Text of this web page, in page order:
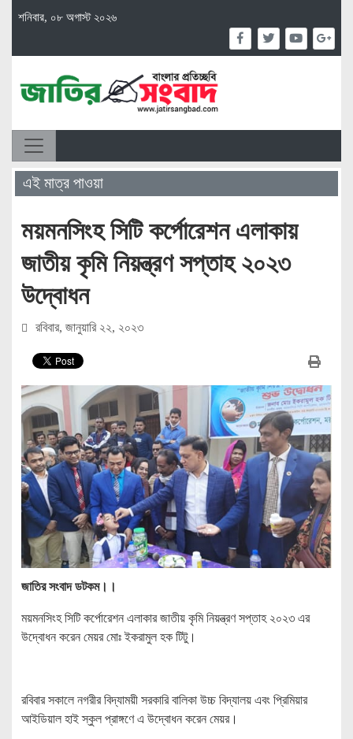
শনিবার, ০৮ অগাস্ট ২০২৬
এই মাত্র পাওয়া
ময়মনসিংহ সিটি কর্পোরেশন এলাকায়
জাতীয় কৃমি নিয়ন্ত্রণ সপ্তাহ ২০২৩
উদ্বোধন
রবিবার, জানুয়ারি ২২, ২০২৩
জাতির সংবাদ ডটকম।।
ময়মনসিংহ সিটি কর্পোরেশন এলাকার জাতীয় কৃমি নিয়ন্ত্রণ সপ্তাহ ২০২৩ এর
উদ্বোধন করেন মেয়র মোঃ ইকরামুল হক টিটু।
রবিবার সকালে নগরীর বিদ্যাময়ী সরকারি বালিকা উচ্চ বিদ্যালয় এবং প্রিমিয়ার
আইডিয়াল হাই স্কুল প্রাঙ্গণে এ উদ্বোধন করেন মেয়র।